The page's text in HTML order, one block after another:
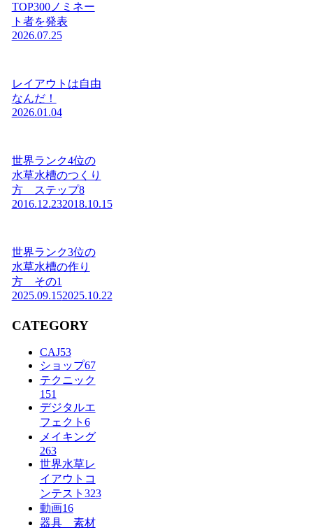
TOP300ノミネー
ト者を発表
2026.07.25
レイアウトは自由
なんだ！
2026.01.04
世界ランク4位の
水草水槽のつくり
方 ステップ8
2016.12.232018.10.15
世界ランク3位の
水草水槽の作り
方 その1
2025.09.152025.10.22
CATEGORY
CAJ53
ショップ67
テクニック
151
デジタルエ
フェクト 6
メイキング
263
世界水草レ
イアウトコ
ンテスト 323
動画16
器具 素材